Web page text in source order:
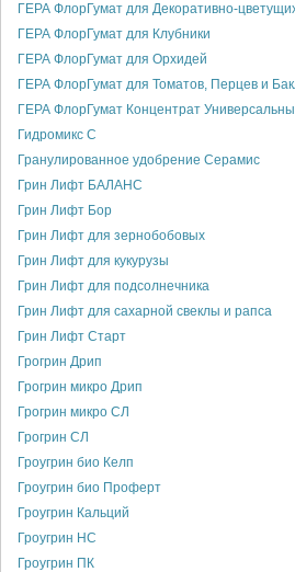
ГЕРА ФлорГумат для Декоративно-
ГЕРА ФлорГумат для Клубники
ГЕРА ФлорГумат для Орхидей
ГЕРА ФлорГумат для Томатов, Перцев и
ГЕРА ФлорГумат Концентрат
Гидромикс С
Гранулированное удобрение Серамис
Грин Лифт БАЛАНС
Грин Лифт Бор
Грин Лифт для зернобобовых
Грин Лифт для кукурузы
Грин Лифт для подсолнечника
Грин Лифт для сахарной свеклы и рапса
Грин Лифт Старт
Грогрин Дрип
Грогрин микро Дрип
Грогрин микро СЛ
Грогрин СЛ
Гроугрин био Келп
Гроугрин био Проферт
Гроугрин Кальций
Гроугрин НС
Гроугрин ПК